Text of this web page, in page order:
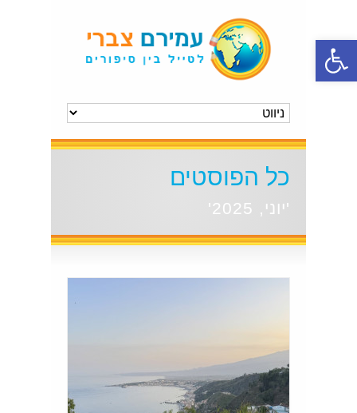
פתח סרגל נגישות
כל הפוסטים
'יוני, 2025'